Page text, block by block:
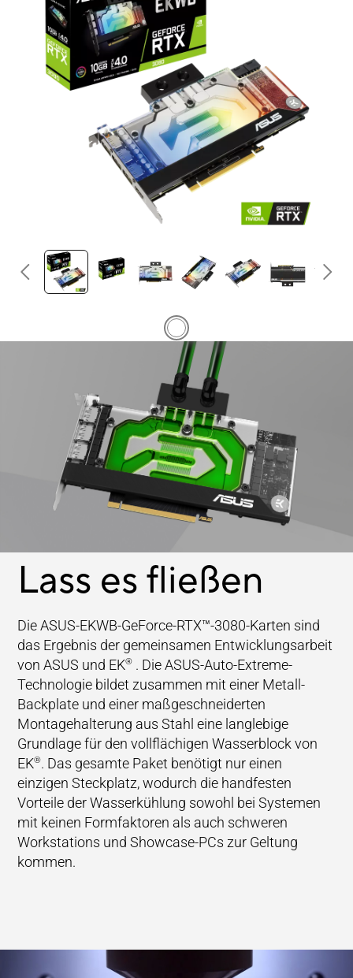
Lass es fließen
Die ASUS-EKWB-GeForce-RTX™-3080-Karten sind
das Ergebnis der gemeinsamen Entwicklungsarbeit
von ASUS und EK® . Die ASUS-Auto-Extreme-
Technologie bildet zusammen mit einer Metall-
Backplate und einer maßgeschneiderten
Montagehalterung aus Stahl eine langlebige
Grundlage für den vollflächigen Wasserblock von
EK®. Das gesamte Paket benötigt nur einen
einzigen Steckplatz, wodurch die handfesten
Vorteile der Wasserkühlung sowohl bei Systemen
mit keinen Formfaktoren als auch schweren
Workstations und Showcase-PCs zur Geltung
kommen.